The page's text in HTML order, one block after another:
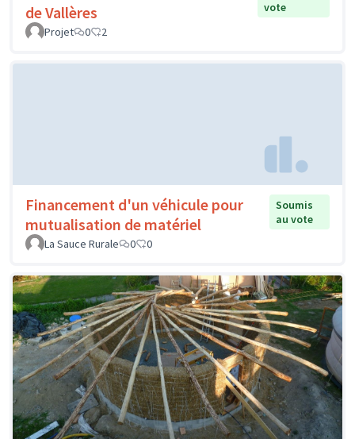
de Vallères
vote
Projet
0 2
Financement d'un véhicule pour
mutualisation de matériel
Soumis
au vote
La Sauce Rurale
0 0